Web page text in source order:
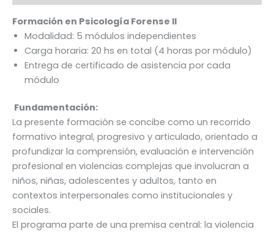
Formación en Psicología Forense II
Modalidad: 5 módulos independientes
Carga horaria: 20 hs en total (4 horas por módulo)
Entrega de certificado de asistencia por cada
módulo
Fundamentación:
La presente formación se concibe como un recorrido
formativo integral, progresivo y articulado, orientado a
profundizar la comprensión, evaluación e intervención
profesional en violencias complejas que involucran a
niños, niñas, adolescentes y adultos, tanto en
contextos interpersonales como institucionales y
sociales.
El programa parte de una premisa central: la violencia